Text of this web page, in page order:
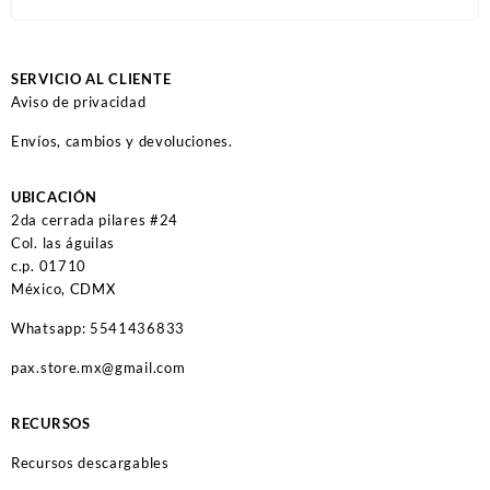
SERVICIO AL CLIENTE
Aviso de privacidad
Envíos, cambios y devoluciones.
UBICACIÓN
2da cerrada pilares #24
Col. las águilas
c.p. 01710
México, CDMX
Whatsapp: 5541436833
pax.store.mx@gmail.com
RECURSOS
Recursos descargables